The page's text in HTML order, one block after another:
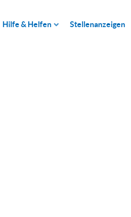
Hilfe & Helfen Stellenanzeigen